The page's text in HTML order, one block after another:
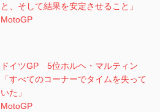
と、そして結果を安定させること」
MotoGP
ドイツGP 5位ホルヘ・マルティン
「すべてのコーナーでタイムを失って
いた」
MotoGP